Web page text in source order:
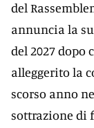
del
annuncia la
del 2027 dopo
alleggerito la
scorso anno
sottrazione di